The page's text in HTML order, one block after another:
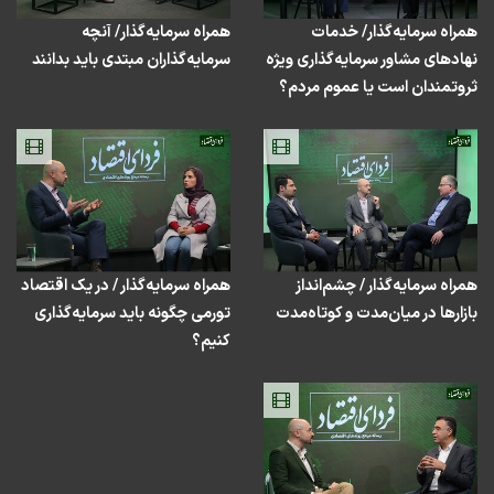
با حضور سعید اسلامی بیدگلی
فرصت‌ها و ریسک‌های سرمایه‌گذاری در مسکن/ با حضور داود
سوری
همراه سرمایه‌گذار/ خدمات
نهادهای مشاور سرمایه‌گذاری ویژه
ثروتمندان است یا عموم مردم؟
همراه سرمایه‌گذار/ آنچه
سرمایه‌گذاران مبتدی باید بدانند
همراه سرمایه‌گذار / چشم‌انداز
بازارها در میان‌مدت و کوتاه‌مدت
همراه سرمایه‌گذار / در یک اقتصاد
تورمی چگونه باید سرمایه‌گذاری
کنیم؟